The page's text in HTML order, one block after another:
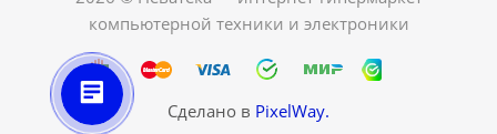
компьютерной техники и электроники
Сделано в PixelWay.